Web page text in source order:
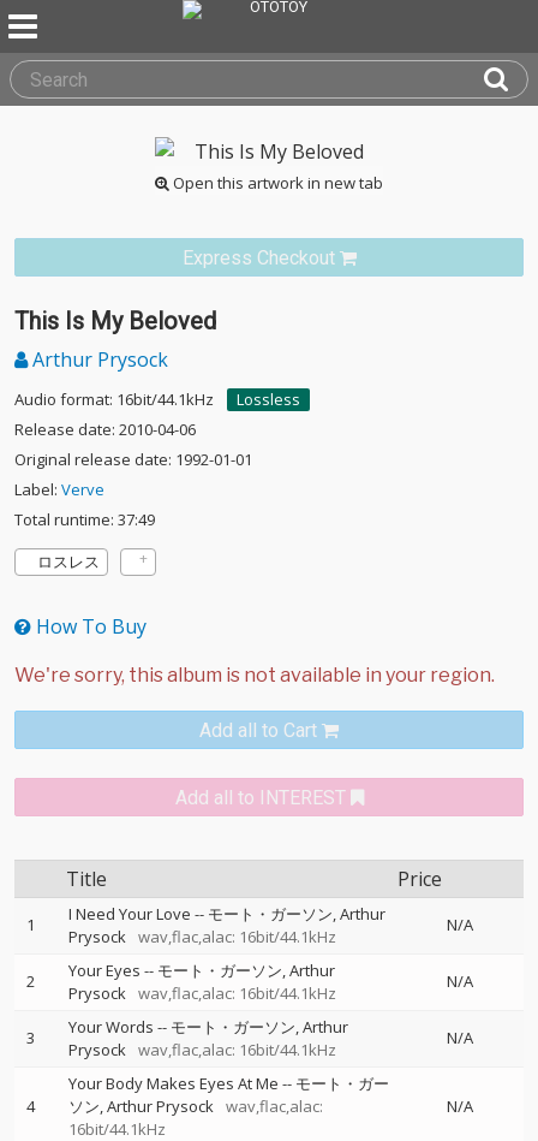
Open this artwork in new tab
Express Checkout
This Is My Beloved
Arthur Prysock
Audio format: 16bit/44.1kHz
Lossless
Release date: 2010-04-06
Original release date: 1992-01-01
Label: Verve
Total runtime: 37:49
ロスレス
How To Buy
Add all to Cart
Add all to INTEREST
Title Price
1 I Need Your Love -- モート・ガーソン Arthur
Prysock wav,flac,alac: 16bit/44.1kHz
N/A
2 Your Eyes -- モート・ガーソン Arthur
Prysock wav,flac,alac: 16bit/44.1kHz
N/A
3 Your Words -- モート・ガーソン Arthur
Prysock wav,flac,alac: 16bit/44.1kHz
N/A
4
Your Body Makes Eyes At Me -- モート・ガー
ソン Arthur Prysock wav,flac,alac:
16bit/44.1kHz
N/A